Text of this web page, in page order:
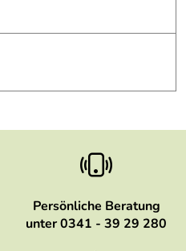
Persönliche Beratung
unter 0341 - 39 29 280